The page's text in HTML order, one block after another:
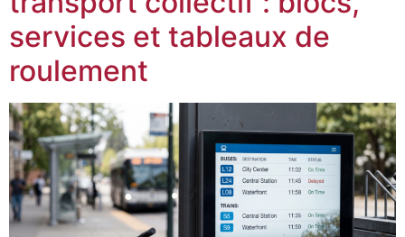
services et tableaux de
roulement